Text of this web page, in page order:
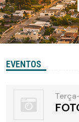
EVENTOS